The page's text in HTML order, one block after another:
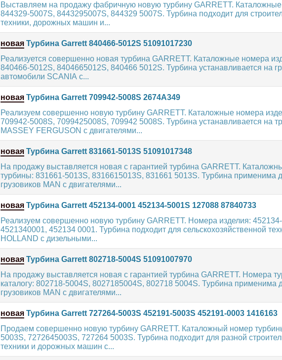
Выставляем на продажу фабричную новую турбину GARRETT.
844329-5007S, 8443295007S, 844329 5007S. Турбина подходит для
техники, дорожных машин и...
новая Турбина Garrett 840466-5012S 51091017230
Реализуется совершенно новая турбина GARRETT. Каталожные номера
840466-5012S, 8404665012S, 840466 5012S. Турбина устанавливается на
автомобили SCANIA с...
новая Турбина Garrett 709942-5008S 2674A349
Реализуем совершенно новую турбину GARRETT. Каталожные номера
709942-5008S, 7099425008S, 709942 5008S. Турбина устанавливается на
MASSEY FERGUSON с двигателями...
новая Турбина Garrett 831661-5013S 51091017348
На продажу выставляется новая с гарантией турбина GARRETT.
турбины: 831661-5013S, 8316615013S, 831661 5013S. Турбина применима
грузовиков MAN с двигателями...
новая Турбина Garrett 452134-0001 452134-5001S 127088 87840733
Реализуем совершенно новую турбину GARRETT. Номера изделия:
4521340001, 452134 0001. Турбина подходит для сельскохозяйственной
HOLLAND с дизельными...
новая Турбина Garrett 802718-5004S 51091007970
На продажу выставляется новая с гарантией турбина GARRETT. Номера
каталогу: 802718-5004S, 8027185004S, 802718 5004S. Турбина применима
грузовиков MAN с двигателями...
новая Турбина Garrett 727264-5003S 452191-5003S 452191-0003 1416163
Продаем совершенно новую турбину GARRETT. Каталожный номер
5003S, 7272645003S, 727264 5003S. Турбина подходит для разной
техники и дорожных машин с...